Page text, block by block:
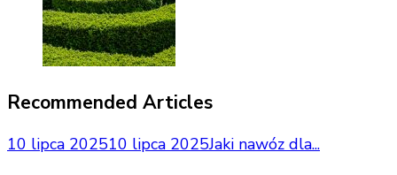
Recommended Articles
10 lipca 202510 lipca 2025Jaki nawóz dla...